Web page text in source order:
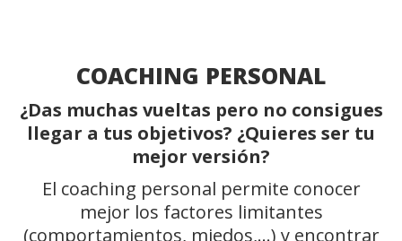
COACHING PERSONAL
¿Das muchas vueltas pero no consigues
llegar a tus objetivos? ¿Quieres ser tu
mejor versión?
El coaching personal permite conocer
mejor los factores limitantes
(comportamientos, miedos,…) y encontrar